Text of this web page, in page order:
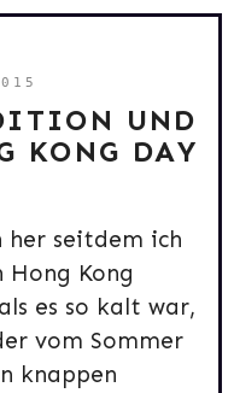
UND
KONG DAY
her seitdem ich
Hong Kong
es so kalt war,
vom Sommer
knappen